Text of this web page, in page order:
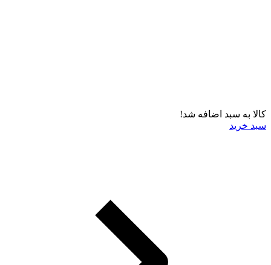
کالا به سبد اضافه شد!
سبد خرید